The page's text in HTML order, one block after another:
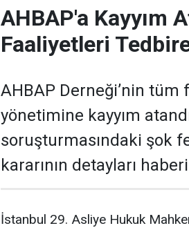
AHBAP'a Kayyım
Faaliyetleri
AHBAP Derneği’nin
yönetimine kayyım
soruşturmasındaki şok
kararının detayları
İstanbul 29. Asliye Hukuk